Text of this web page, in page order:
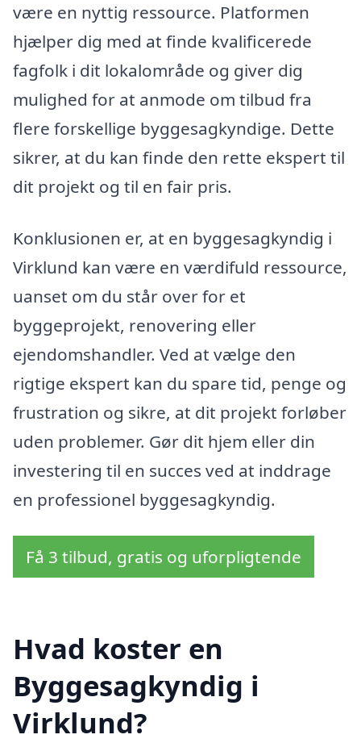
være en nyttig ressource. Platformen
hjælper dig med at finde kvalificerede
fagfolk i dit lokalområde og giver dig
mulighed for at anmode om tilbud fra
flere forskellige byggesagkyndige. Dette
sikrer, at du kan finde den rette ekspert til
dit projekt og til en fair pris.
Konklusionen er, at en byggesagkyndig i
Virklund kan være en værdifuld ressource,
uanset om du står over for et
byggeprojekt, renovering eller
ejendomshandler. Ved at vælge den
rigtige ekspert kan du spare tid, penge og
frustration og sikre, at dit projekt forløber
uden problemer. Gør dit hjem eller din
investering til en succes ved at inddrage
en professionel byggesagkyndig.
Få 3 tilbud, gratis og uforpligtende
Hvad koster en
Byggesagkyndig i
Virklund?